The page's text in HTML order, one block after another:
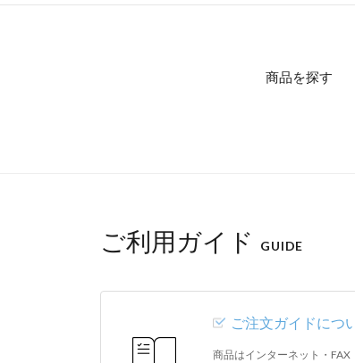
商品を探す
ご利用ガイド GUIDE
ご注文ガイドにつ
商品はインターネット・FAX